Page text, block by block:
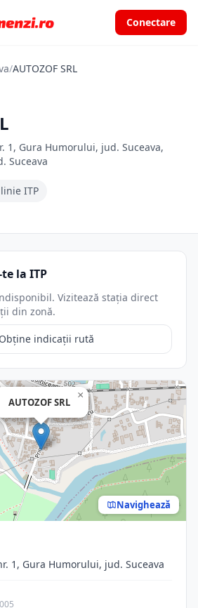
Conectare
/AUTOZOF SRL
1, Gura Humorului, jud. Suceava,
Suceava
ITP
la ITP
Vizitează stația direct
din zonă.
Obține indicații rută
AUTOZOF SRL
×
Navighează
1, Gura Humorului, jud. Suceava